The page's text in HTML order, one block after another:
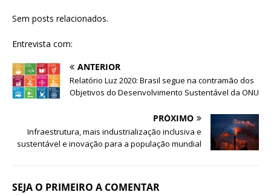
Sem posts relacionados.
Entrevista com:
ANTERIOR
Relatório Luz 2020: Brasil segue na contramão dos
Objetivos do Desenvolvimento Sustentável da ONU
PRÓXIMO
Infraestrutura, mais industrialização inclusiva e
sustentável e inovação para a população mundial
SEJA O PRIMEIRO A COMENTAR